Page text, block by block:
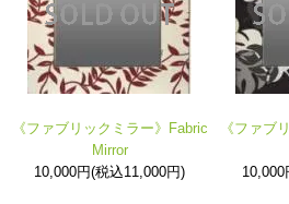
《ファブリックミラー》Fabric
Mirror
10,000円(税込11,000円)
《ファブ
10,000